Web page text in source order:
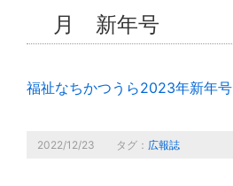
月 新年号
福祉なちかつうら2023年新年
2022/12/23 タグ： 広報誌